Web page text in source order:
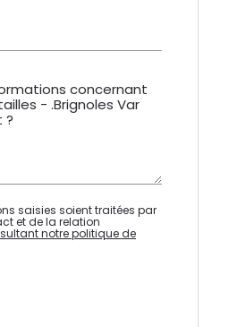
saisies soient traitées par
et de la relation
notre politique de